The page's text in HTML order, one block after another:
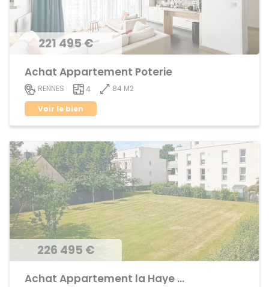
221 495 €
Achat Appartement Poterie
RENNES 4
84 M2
Voir le bien
226 495 €
Achat Appartement la Haye de Pan